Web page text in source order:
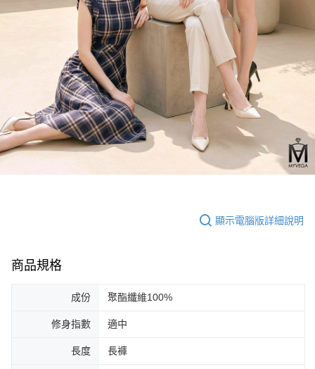
顯示電腦版詳細說明
商品規格
成份 聚酯纖維100%
修身指數 適中
長度 長褲